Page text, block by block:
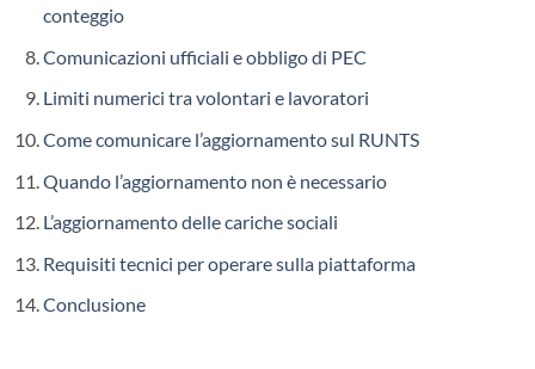
conteggio
Comunicazioni ufficiali e obbligo di PEC
Limiti numerici tra volontari e lavoratori
Come comunicare l’aggiornamento sul RUNTS
Quando l’aggiornamento non è necessario
L’aggiornamento delle cariche sociali
Requisiti tecnici per operare sulla piattaforma
Conclusione